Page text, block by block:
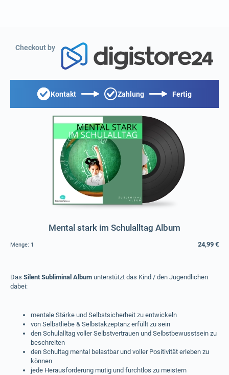
Checkout by
Kontakt Zahlung Fertig
Mental stark im Schulalltag Album
Menge: 1 24,99 €
Das Silent Subliminal Album unterstützt das Kind / den Jugendlichen
dabei:
mentale Stärke und Selbstsicherheit zu entwickeln
von Selbstliebe & Selbstakzeptanz erfüllt zu sein
den Schulalltag voller Selbstvertrauen und Selbstbewusstsein zu
beschreiten
den Schultag mental belastbar und voller Positivität erleben zu
können
jede Herausforderung mutig und furchtlos zu meistern